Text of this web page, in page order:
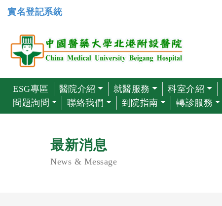
實名登記系統
ESG專區 醫院介紹 就醫服務 科室介紹
問題詢問
聯絡我們 到院指南 轉診服務
最新消息
News & Message